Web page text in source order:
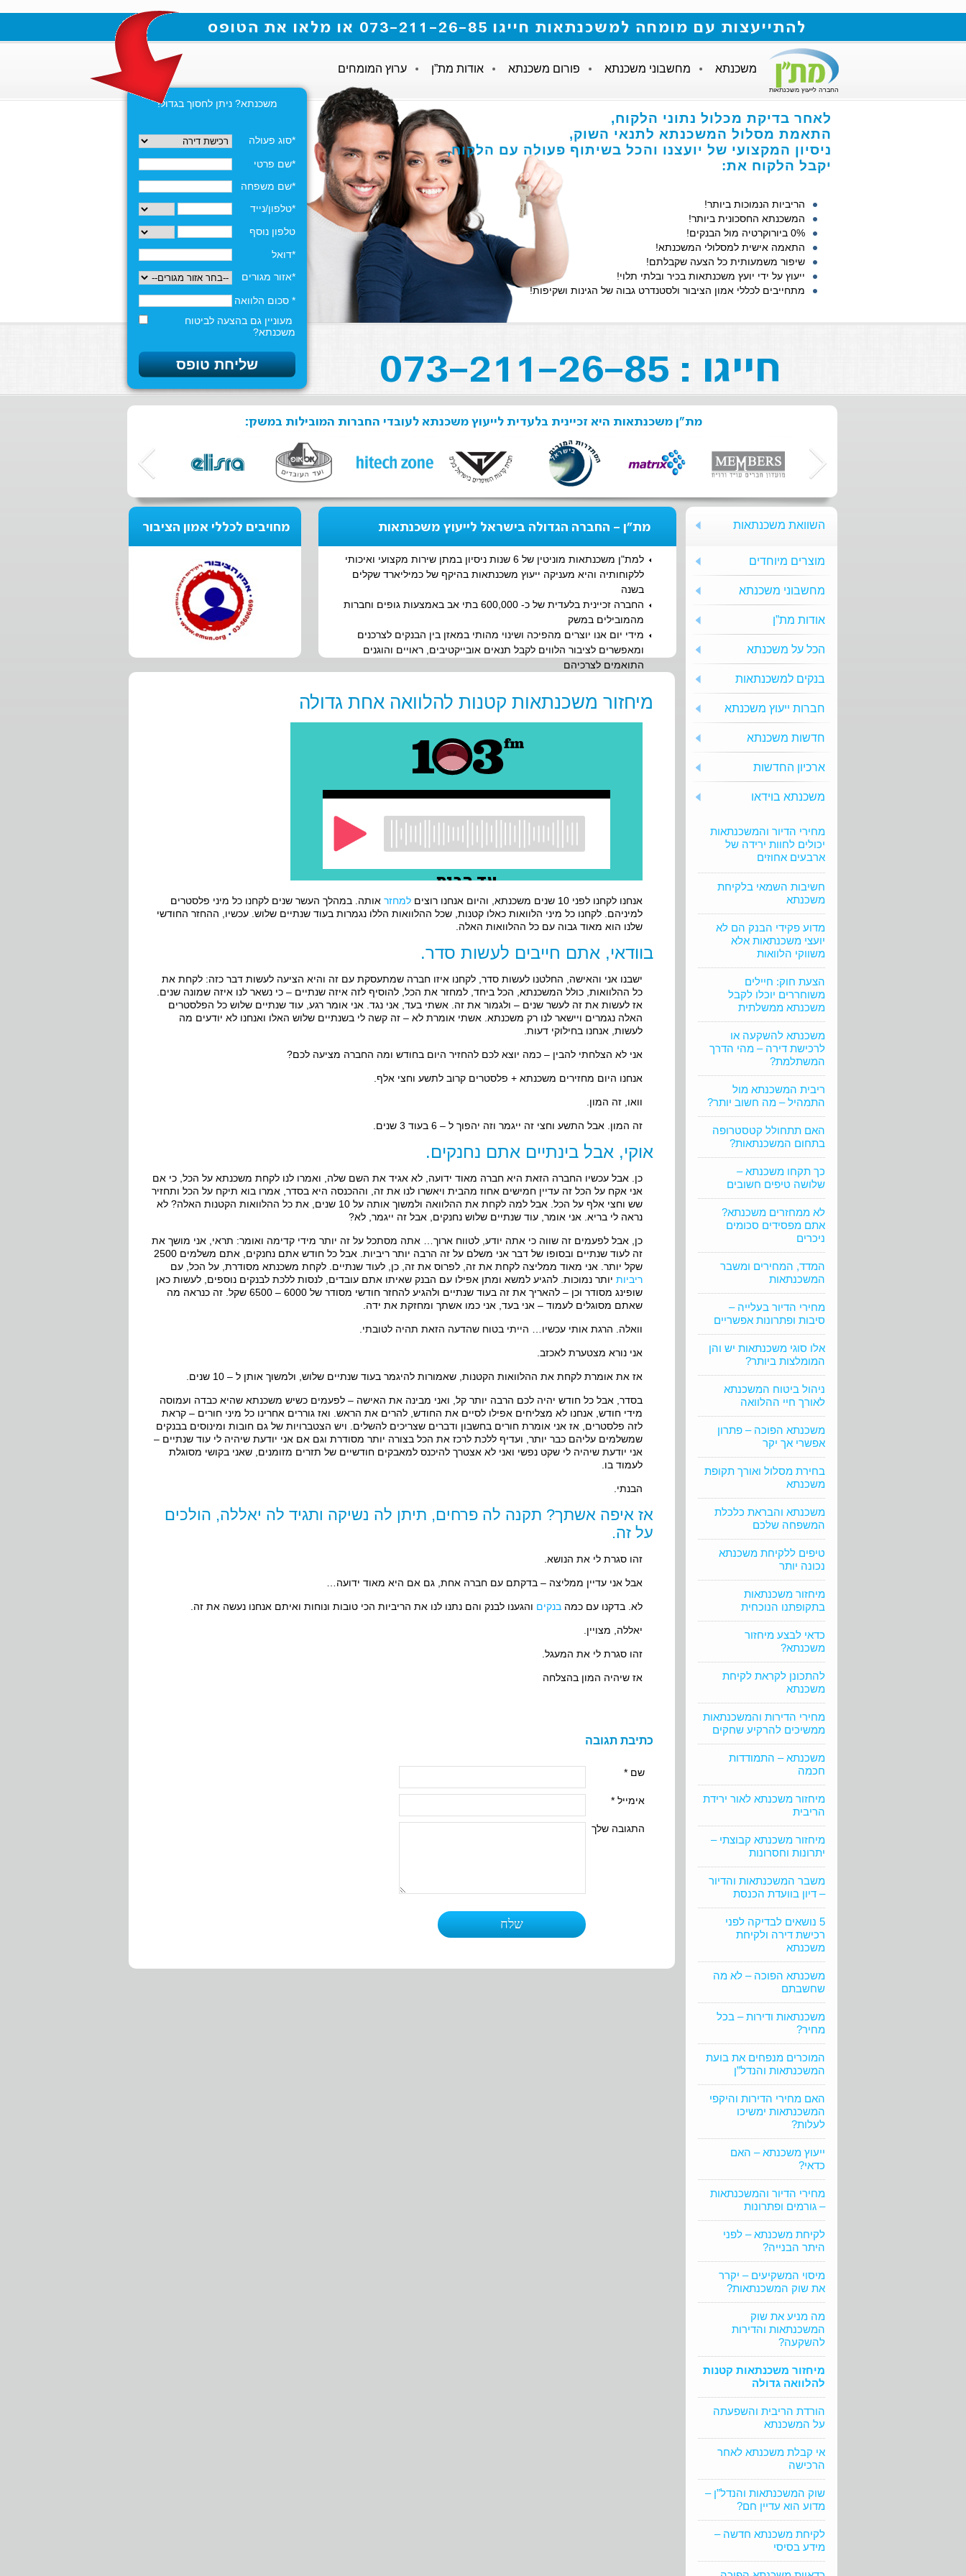
להתייעצות עם מומחה למשכנתאות חייגו 073-211-26-85 או מלאו את הטופס
החברה לייעוץ משכנתאות
משכנתא מחשבוני משכנתא פורום משכנתא אודות מת”ן ערוץ המומחים
משכנתא? ניתן לחסוך בגדול!
*סוג פעולה
*שם פרטי
*שם משפחה
*טלפון/נייד
טלפון נוסף
*דואל
*אזור מגורים
* סכום הלוואה
מעוניין גם בהצעה לביטוח
משכנתא?
לאחר בדיקת מכלול נתוני הלקוח,
התאמת מסלול המשכנתא לתנאי השוק,
ניסיון המקצועי של יועצנו והכל בשיתוף פעולה עם הלקוח,
יקבל הלקוח את:
הריביות הנמוכות ביותר!
המשכנתא החסכונית ביותר!
0% ביורוקרטיה מול הבנקים!
התאמה אישית למסלולי המשכנתא!
שיפור משמעותית כל הצעה שקבלתם!
ייעוץ על ידי יועץ משכנתאות בכיר ובלתי תלוי!
מתחייבים לכללי אמון הציבור ולסטנדרט גבוה של הגינות ושקיפות!
חייגו : 073-211-26-85
מת"ן משכנתאות היא זכיינית בלעדית לייעוץ משכנתא לעובדי החברות המובילות במשק:
השוואת משכנתאות
מוצרים מיוחדים
מחשבוני משכנתא
אודות מת”ן
הכל על משכנתא
בנקים למשכנתאות
חברות ייעוץ משכנתא
חדשות משכנתא
ארכיון החדשות
משכנתא בוידאו
מחירי הדיור והמשכנתאות
יכולים לחוות ירידה של
ארבעים אחוזים
חשיבות השמאי בלקיחת
משכנתא
מדוע פקידי הבנק הם לא
יועצי משכנתאות אלא
משווקי הלוואות
הצעת חוק: חיילים
משוחררים יוכלו לקבל
משכנתא ממשלתית
משכנתא להשקעה או
לרכישת דירה – מהי הדרך
המשתלמת?
ריבית המשכנתא מול
התמהיל – מה חשוב יותר?
האם תתחולל קטסטרופה
בתחום המשכנתאות?
כך תקחו משכנתא –
שלושה טיפים חשובים
לא ממחזרים משכנתא?
אתם מפסידים סכומים
ניכרים
המדד, המחירים ומשבר
המשכנתאות
מחירי הדיור בעלייה –
סיבות ופתרונות אפשריים
אלו סוגי משכנתאות יש והן
המומלצות ביותר?
ניהול ביטוח המשכנתא
לאורך חיי ההלוואה
משכנתא הפוכה – פתרון
אפשרי אך יקר
בחירת מסלול ואורך תקופת
משכנתא
משכנתא והבראת כלכלת
המשפחה שלכם
טיפים ללקיחת משכנתא
נכונה יותר
מיחזור משכנתאות
בתקופתנו הנוכחית
כדאי לבצע מיחזור
משכנתא?
להתכונן לקראת לקיחת
משכנתא
מחירי הדירות והמשכנתאות
ממשיכים להרקיע שחקים
משכנתא – התמודדות
חכמה
מיחזור משכנתא לאור ירידת
הריבית
מיחזור משכנתא קבוצתי –
יתרונות וחסרונות
משבר המשכנתאות והדיור
– דיון בוועדת הכנסת
5 נושאים לבדיקה לפני
רכישת דירה ולקיחת
משכנתא
משכנתא הפוכה – לא מה
שחשבתם
משכנתאות ודירות – בכל
מחיר?
המוכרים מנפחים את בועת
המשכנתאות והנדל”ן
האם מחירי הדירות והיקפי
המשכנתאות ימשיכו
לעלות?
ייעוץ משכנתא – האם
כדאי?
מחירי הדיור והמשכנתאות
– גורמים ופתרונות
לקיחת משכנתא – לפני
היתר הבנייה?
מיסוי המשקיעים – יקרר
את שוק המשכנתאות?
מה מניע את שוק
המשכנתאות והדירות
להשקעה?
מיחזור משכנתאות קטנות
להלוואה גדולה
הורדת הריבית והשפעתה
על המשכנתא
אי קבלת משכנתא לאחר
הרכישה
שוק המשכנתאות והנדל”ן –
מדוע הוא עדיין חם?
לקיחת משכנתא חדשה –
מידע בסיסי
מחויבים לכללי אמון הציבור מת"ן - החברה הגדולה בישראל לייעוץ משכנתאות
למת"ן משכנתאות מוניטין של 6 שנות ניסיון במתן שירות מקצועי ואיכותי
ללקוחותיה והיא מעניקה ייעוץ משכנתאות בהיקף של כמיליארד שקלים
בשנה
החברה זכיינית בלעדית של כ- 600,000 בתי אב באמצעות גופים וחברות
מהמובילים במשק
מידי יום אנו יוצרים מהפיכה ושינוי מהותי במאזן בין הבנקים לצרכנים
ומאפשרים לציבור הלווים לקבל תנאים אובייקטיבים, ראויים והוגנים
התואמים לצרכיהם
מיחזור משכנתאות קטנות להלוואה אחת גדולה
אנחנו לקחנו לפני 10 שנים משכנתא, והיום אנחנו רוצים למחזר אותה. במהלך העשר שנים לקחנו כל מיני פלסטרים
למיניהם. לקחנו כל מיני הלוואות כאלו קטנות, שכל ההלוואות הללו נגמרות בעוד שנתיים שלוש. עכשיו, ההחזר החודשי
שלנו הוא מאוד גבוה עם כל ההלוואות האלה.
בוודאי, אתם חייבים לעשות סדר.
ישבנו אני והאישה, החלטנו לעשות סדר, לקחנו איזו חברה שמתעסקת עם זה והיא הציעה לעשות דבר כזה: לקחת את
כל ההלוואות, כולל המשכנתא, הכל ביחד, למחזר את הכל, להוסיף לזה איזה שנתיים – כי נשאר לנו איזה שמונה שנים.
אז לעשות את זה לעשר שנים – ולגמור את זה. אשתי בעד, אני נגד. אני אומר רגע, עוד שנתיים שלוש כל הפלסטרים
האלה נגמרים ויישאר לנו רק משכנתא. אשתי אומרת לא – זה קשה לי בשנתיים שלוש האלו ואנחנו לא יודעים מה
לעשות, אנחנו בחילוקי דעות.
אני לא הצלחתי להבין – כמה יוצא לכם להחזיר היום בחודש ומה החברה מציעה לכם?
אנחנו היום מחזירים משכנתא + פלסטרים קרוב לתשע וחצי אלף.
וואו, זה המון.
זה המון. אבל התשע וחצי זה ייגמר וזה יהפוך ל – 6 בעוד 3 שנים.
אוקי, אבל בינתיים אתם נחנקים.
כן. אבל עכשיו החברה הזאת היא חברה מאוד ידועה, לא אגיד את השם שלה, ואמרו לנו לקחת משכנתא על הכל, כי אם
אני אקח על הכל זה עדיין חמישים אחוז מהבית ויאשרו לנו את זה, וההכנסה היא בסדר, אמרו בוא תיקח על הכל ותחזיר
שש וחצי אלף על הכל. אבל למה לקחת את ההלוואה ולמשוך אותה על 10 שנים, את כל ההלוואות הקטנות האלה? לא
נראה לי בריא. אני אומר, עוד שנתיים שלוש נחנקים, אבל זה ייגמר, לא?
כן, אבל לפעמים זה שווה כי אתה יודע, לטווח ארוך… אתה מסתכל על זה יותר מידי קדימה ואומר: תראי, אני מושך את
זה לעוד שנתיים ובסופו של דבר אני משלם על זה הרבה יותר ריביות. אבל כל חודש אתם נחנקים, אתם משלמים 2500
שקל יותר. אני מאוד ממליצה לקחת את זה, לפרוס את זה, כן, לעוד שנתיים. לקחת משכנתא מסודרת, על הכל, עם
ריביות יותר נמוכות. להגיע למשא ומתן אפילו עם הבנק שאיתו אתם עובדים, לנסות ללכת לבנקים נוספים, לעשות כאן
שופינג מסודר וכן – להאריך את זה בעוד שנתיים ולהגיע להחזר חודשי מסודר של 6000 – 6500 שקל. זה כנראה מה
שאתם מסוגלים לעמוד – אני בעד, אני כמו אשתך ומחזקת את ידה.
וואלה. הרגת אותי עכשיו… הייתי בטוח שהדעה הזאת תהיה לטובתי.
אני נורא מצטערת לאכזב.
אז את אומרת לקחת את ההלוואות הקטנות, שאמורות להיגמר בעוד שנתיים שלוש, ולמשוך אותן ל – 10 שנים.
בסדר, אבל כל חודש יהיה לכם הרבה יותר קל, ואני מבינה את האישה – לפעמים כשיש משכנתא שהיא כבדה ועמוסה
מידי חודש, אנחנו לא מצליחים אפילו לסיים את החודש, להרים את הראש. ואז גוררים אחרינו כל מיני חורים – קראת
לזה פלסטרים, אז אני אומרת חורים בחשבון ודברים שצריכים להשלים. ויש הצטברויות של גם חובות ומינוסים בבנקים
שמשלמים עליהם כבר יותר, ועדיף ללכת לרכז את הכל בצורה יותר מסודרת וגם אם אני יודעת שיהיה לי עוד שנתיים –
אני יודעת שיהיה לי שקט נפשי ואני לא אצטרך להיכנס למאבקים חודשיים של תזרים מזומנים, שאני בקושי מסוגלת
לעמוד בו.
הבנתי.
אז איפה אשתך? תקנה לה פרחים, תיתן לה נשיקה ותגיד לה יאללה, הולכים
על זה.
זהו סגרת לי את הנושא.
אבל אני עדיין ממליצה – בדקתם עם חברה אחת, גם אם היא מאוד ידועה…
לא. בדקנו עם כמה בנקים והגענו לבנק והם נתנו לנו את הריביות הכי טובות ונוחות ואיתם אנחנו נעשה את זה.
יאללה, מצויין.
זהו סגרת לי את המעגל.
אז שיהיה המון בהצלחה
כתיבת תגובה
שם *
אימייל *
התגובה שלך